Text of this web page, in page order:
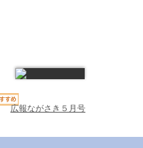
広報ながさき５月号